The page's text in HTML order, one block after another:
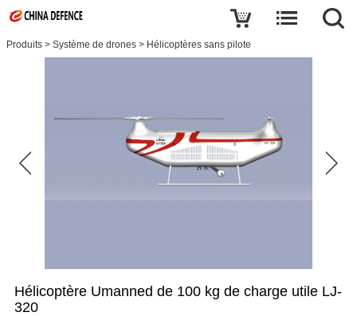
Produits > Système de drones > Hélicoptères sans pilote
Hélicoptère Umanned de 100 kg de charge utile LJ-
320